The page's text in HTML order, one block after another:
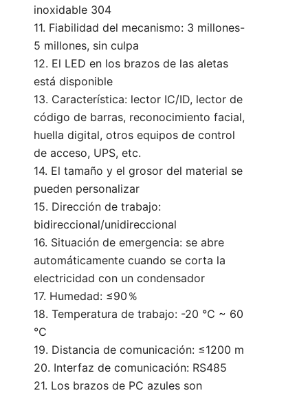
inoxidable 304
11. Fiabilidad del mecanismo: 3 millones-
5 millones, sin culpa
12. El LED en los brazos de las aletas
está disponible
13. Característica: lector IC/ID, lector de
código de barras, reconocimiento facial,
huella digital, otros equipos de control
de acceso, UPS, etc.
14. El tamaño y el grosor del material se
pueden personalizar
15. Dirección de trabajo:
bidireccional/unidireccional
16. Situación de emergencia: se abre
automáticamente cuando se corta la
electricidad con un condensador
17. Humedad: ≤90％
18. Temperatura de trabajo: -20 ℃ ~ 60
℃
19. Distancia de comunicación: ≤1200 m
20. Interfaz de comunicación: RS485
21. Los brazos de PC azules son